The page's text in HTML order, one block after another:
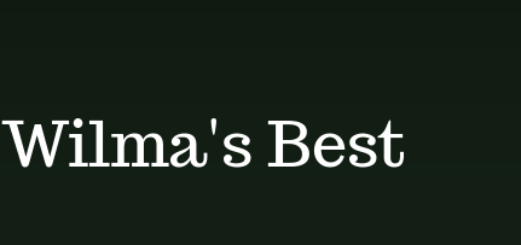
Wilma's Best